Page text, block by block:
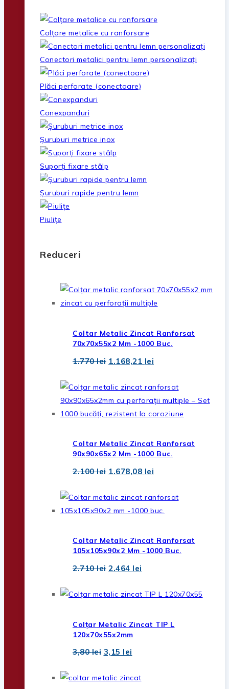
Colțare metalice cu ranforsare
Conectori metalici pentru lemn personalizați
Plăci perforate (conectoare)
Conexpanduri
Șuruburi metrice inox
Suporți fixare stâlp
Șuruburi rapide pentru lemn
Piulițe
Reduceri
Coltar Metalic Zincat Ranforsat
70x70x55x2 Mm -1000 Buc.
1.770lei Prețul
inițial
fost:
1.168,21 lei
curent
1.168,21 lei.
Coltar Metalic Zincat Ranforsat
90x90x65x2 Mm -1000 Buc.
2.100lei Prețul
inițial
fost:
1.678,08 lei
curent
1.678,08 lei.
Coltar Metalic Zincat Ranforsat
105x105x90x2 Mm -1000 Buc.
2.710lei Prețul
inițial
fost:
2.464 lei
curent
2.464 lei.
Colțar Metalic Zincat TIP L
120x70x55x2mm
3,80lei Prețul
inițial
fost:
3,15 lei
curent
3,15 lei.